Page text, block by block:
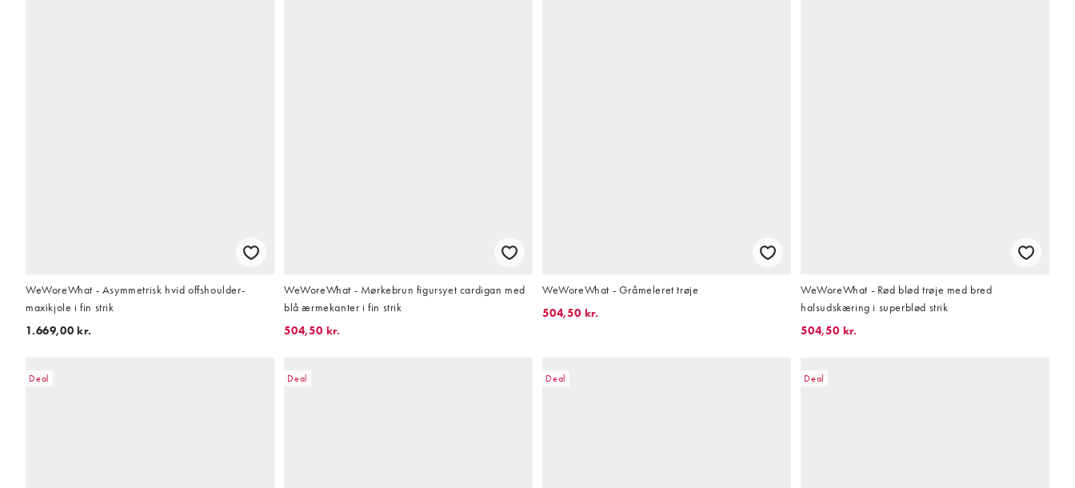
WeWoreWhat - Asymmetrisk hvid offshoulder-
maxikjole i fin strik
1.669,00 kr.
WeWoreWhat - Mørkebrun figursyet cardigan med
blå ærmekanter i fin strik
504,50 kr.
WeWoreWhat - Gråmeleret trøje
504,50 kr.
WeWoreWhat - Rød blød trøje med bred
halsudskæring i superblød strik
504,50 kr.
Deal Deal Deal Deal